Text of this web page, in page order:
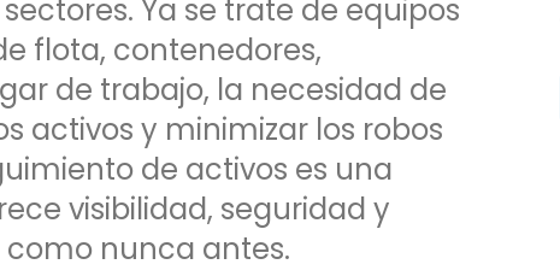
Ya se trate de equipos
flota, contenedores,
de trabajo, la necesidad de
activos y minimizar los robos
de activos es una
visibilidad, seguridad y
nunca antes.